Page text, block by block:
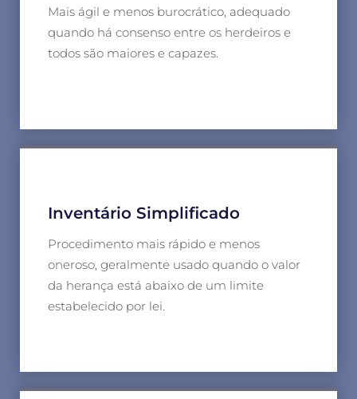
Mais ágil e menos burocrático, adequado
quando há consenso entre os herdeiros e
todos são maiores e capazes.
Inventário Simplificado
Procedimento mais rápido e menos
oneroso, geralmente usado quando o valor
da herança está abaixo de um limite
estabelecido por lei.